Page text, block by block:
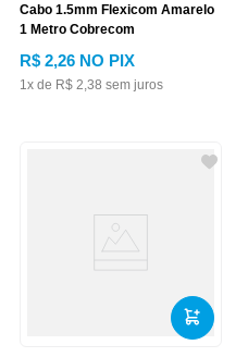
Cabo 1.5mm Flexicom Amarelo
1 Metro Cobrecom
R$ 2,26 NO PIX
1x de R$ 2,38 sem juros